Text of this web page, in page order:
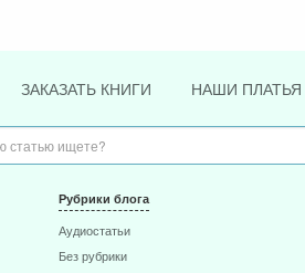
ЗАКАЗАТЬ КНИГИ НАШИ ПЛАТЬЯ
Рубрики блога
Аудиостатьи
Без рубрики